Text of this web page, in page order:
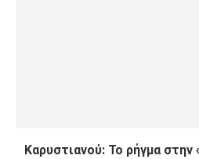
Καρυστιανού: Το ρήγμα στην